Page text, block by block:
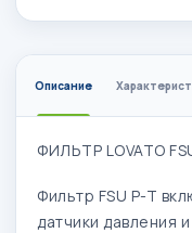
Описание
ФИЛЬТР LOVATO
Фильтр FSU P-T
датчики давления